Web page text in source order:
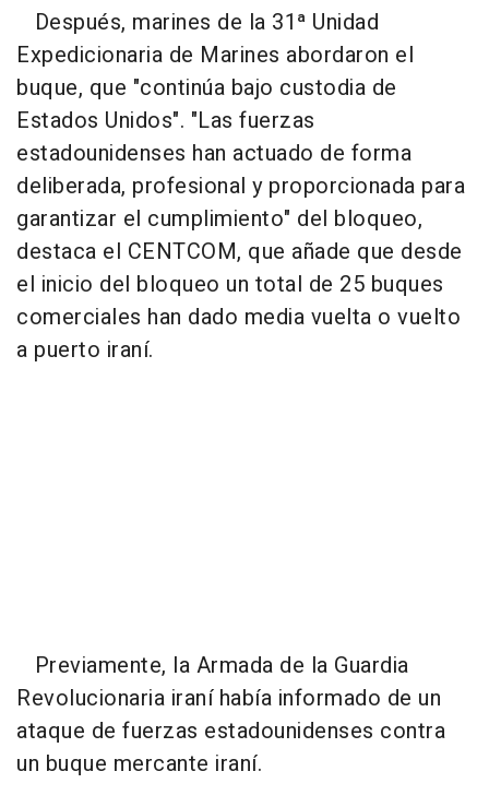
Después, marines de la 31ª Unidad
Expedicionaria de Marines abordaron el
buque, que "continúa bajo custodia de
Estados Unidos". "Las fuerzas
estadounidenses han actuado de forma
deliberada, profesional y proporcionada para
garantizar el cumplimiento" del bloqueo,
destaca el CENTCOM, que añade que desde
el inicio del bloqueo un total de 25 buques
comerciales han dado media vuelta o vuelto
a puerto iraní.
Previamente, la Armada de la Guardia
Revolucionaria iraní había informado de un
ataque de fuerzas estadounidenses contra
un buque mercante iraní.